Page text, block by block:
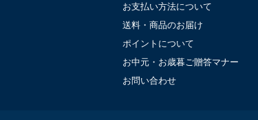
お支払い方法について
送料・商品のお届け
ポイントについて
お中元・お歳暮ご贈答マナー
お問い合わせ